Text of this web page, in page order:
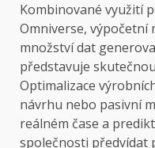
Kombinované využití
Omniverse, výpočetní
množství dat
představuje
Optimalizace
návrhu nebo pasivní
reálném čase a
společnosti předvídat